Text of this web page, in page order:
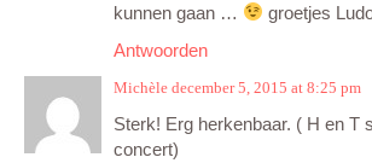
kunnen gaan …
groetjes
Antwoorden
Michèle december 5, 2015 at 8:25 pm
Sterk! Erg herkenbaar. ( H en T
concert)